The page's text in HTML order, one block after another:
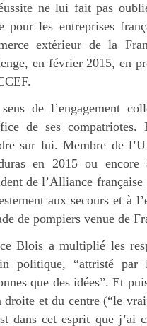
ne lui fait pas
pour les entreprises
extérieur de la
en février 2015, en
de l’engagement
de ses
sur lui. Membre de
en 2015 ou
de l’Alliance
aux secours et à
de pompiers venue de
Blois a multiplié les
politique, “attristé par
que des idées”. Et
droite et du centre (“le
dans cet esprit que